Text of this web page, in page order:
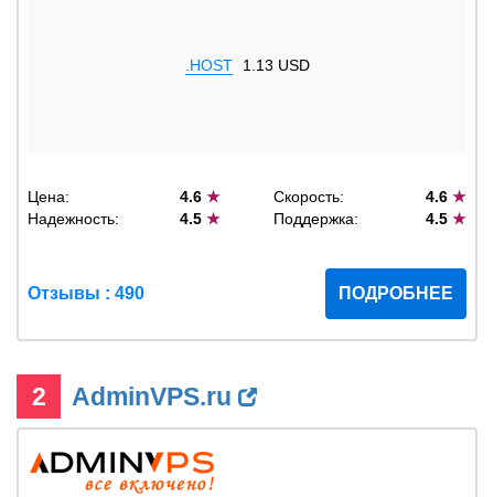
.HOST 1.13 USD
Цена: 4.6★ Скорость: 4.6 ★
Надежность:
4.5★ Поддержка: 4.5 ★
Отзывы : 490 ПОДРОБНЕЕ
2 AdminVPS.ru